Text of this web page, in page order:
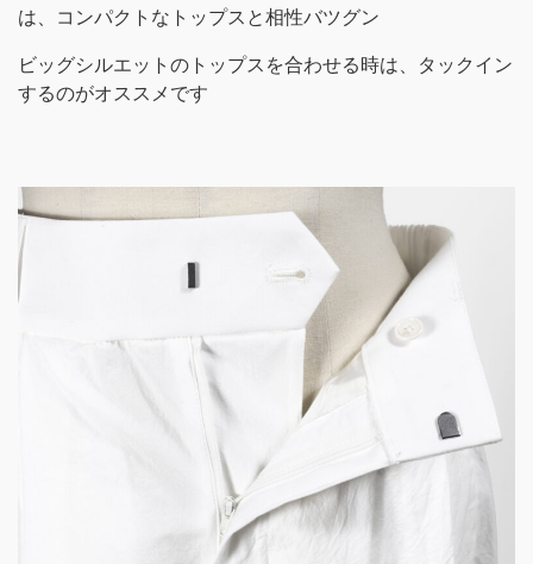
は、コンパクトなトップスと相性バツグン
ビッグシルエットのトップスを合わせる時は、タックイン
するのがオススメです